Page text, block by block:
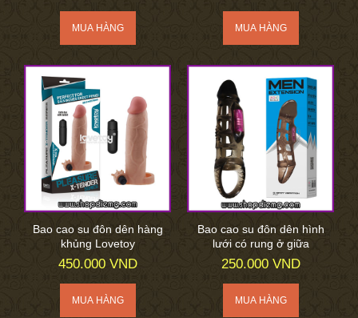
Bao cao su đôn dên hàng
khủng Lovetoy
450.000 VND
Bao cao su đôn dên hình
lưới có rung ở giữa
250.000 VND